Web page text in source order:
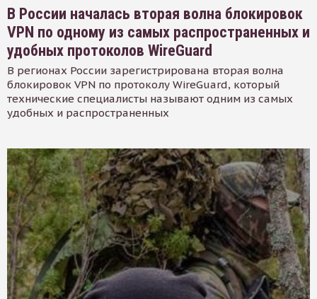
В России началась вторая волна блокировок
VPN по одному из самых распространенных и
удобных протоколов WireGuard
В регионах России зарегистрирована вторая волна
блокировок VPN по протоколу WireGuard, который
технические специалисты называют одним из самых
удобных и распространенных